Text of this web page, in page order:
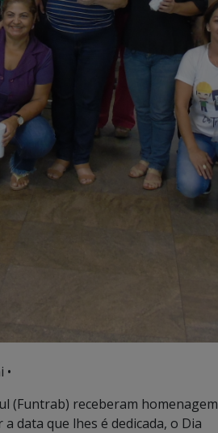
•
(Funtrab) receberam homenagem
data que lhes é dedicada, o Dia